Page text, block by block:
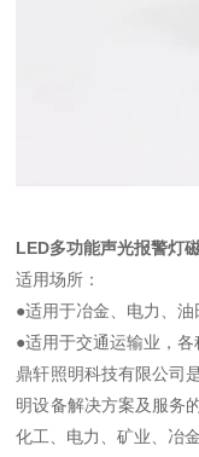
LED多功能声光报警灯
适用场所：
●适用于冶金、电力、油
●适用于交通运输业，各
鼎轩照明科技有限公司
明设备解决方案及服务
化工、电力、矿业、冶